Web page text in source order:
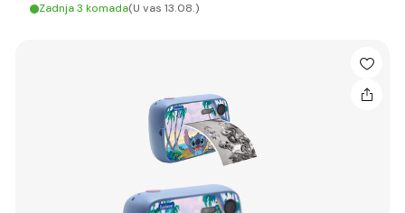
Zadnja 3 komada(U vas 13.08.)